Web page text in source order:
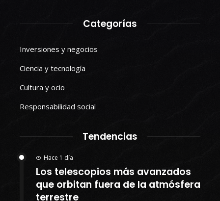
Categorías
Inversiones y negocios
Ciencia y tecnología
Cultura y ocio
Responsabilidad social
Tendencias
Hace 1 día
Los telescopios más avanzados
que orbitan fuera de la atmósfera
terrestre